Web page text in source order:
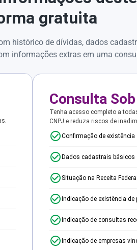
gratuita
histórico de dívidas, dados
informações extras em uma
Consulta
Tenha acesso completo a
CNPJ e reduza riscos de
Confirmação de existência
Dados cadastrais básicos
Situação na Receita Federal
Indicação de existência de
Indicação de consultas
Indicação de empresas